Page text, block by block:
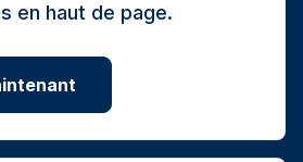
en haut de page.